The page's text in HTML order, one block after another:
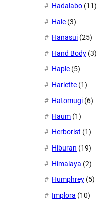
Hadalabo (11)
Hale (3)
Hanasui (25)
Hand Body (3)
Haple (5)
Harlette (1)
Hatomugi (6)
Haum (1)
Herborist (1)
Hiburan (19)
Himalaya (2)
Humphrey (5)
Implora (10)